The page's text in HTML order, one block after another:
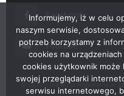
Facebook
Youtube
© 2022 – Telewizja Regionalna w
Informujemy, iż w celu
naszym serwisie,
potrzeb korzystamy z
cookies na
cookies użytkownik może
swojej przeglądarki
serwisu internetowego,